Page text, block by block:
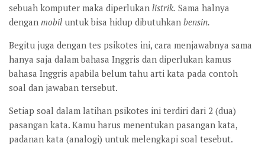
sebuah komputer maka diperlukan listrik. Sama halnya
dengan mobil untuk bisa hidup dibutuhkan bensin.
Begitu juga dengan tes psikotes ini, cara menjawabnya sama
hanya saja dalam bahasa Inggris dan diperlukan kamus
bahasa Inggris apabila belum tahu arti kata pada contoh
soal dan jawaban tersebut.
Setiap soal dalam latihan psikotes ini terdiri dari 2 (dua)
pasangan kata. Kamu harus menentukan pasangan kata,
padanan kata (analogi) untuk melengkapi soal tesebut.